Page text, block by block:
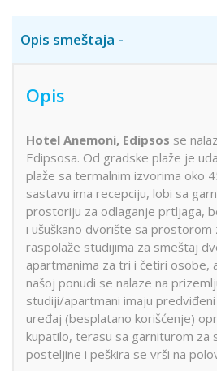
Opis smeštaja
Opis
Hotel Anemoni, Edipsos se
Edipsosa. Od gradske plaže je
plaže sa termalnim izvorima oko
sastavu ima recepciju, lobi sa
prostoriju za odlaganje prtljaga,
i ušuškano dvorište sa prostorom
raspolaže studijima za smeštaj
apartmanima za tri i četiri osobe,
našoj ponudi se nalaze na
studiji/apartmani imaju
uređaj (besplatano korišćenje)
kupatilo, terasu sa garniturom za
posteljine i peškira se vrši na